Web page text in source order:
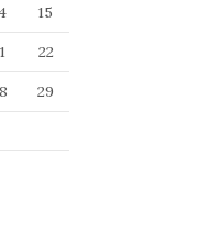
15
22
29